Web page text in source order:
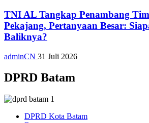
TNI AL Tangkap Penambang
Pekajang, Pertanyaan Besar:
Baliknya?
adminCN 31 Juli 2026
DPRD Batam
DPRD Kota Batam